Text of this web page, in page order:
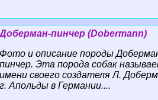
Доберман-пинчер (Dobermann)
Фото и описание породы
пинчер. Эта порода собак
имени своего создателя Л.
г. Апольды в Германии....